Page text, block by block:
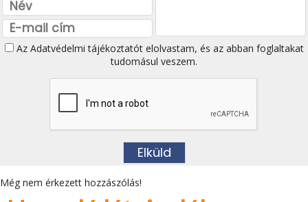
Az Adatvédelmi tájékoztatótelolvastam, és az abban foglaltakat
tudomásul veszem.
Még nem érkezett hozzászólás!